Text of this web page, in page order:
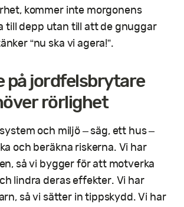
kommer inte morgonens
till depp utan till att de gnuggar
“nu ska vi agera!”.
på jordfelsbrytare
rörlighet
och miljö – säg, ett hus –
och beräkna riskerna. Vi har
så vi bygger för att motverka
lindra deras effekter. Vi har
så vi sätter in tippskydd. Vi har